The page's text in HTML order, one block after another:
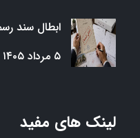
ابطال سند
۵ مرداد ۱۴۰۵
لینک های مفید